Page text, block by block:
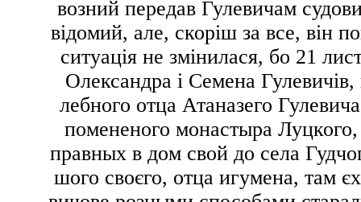
возний передав Гулевичам
відомий, але, скоріш за все, він
ситуація не змінилася, бо 21
Олександра і Семена Гулевичів,
лебного отца Атаназего
помененого монастыра
правных в дом свой до села
шого своєго, отца игумена, там